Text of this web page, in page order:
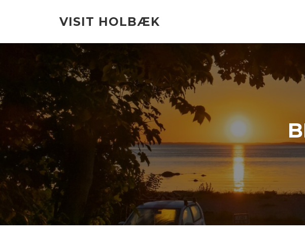
VISIT HOLBÆK